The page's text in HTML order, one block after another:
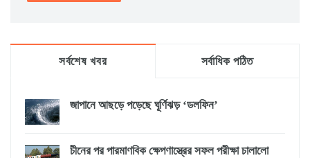
সর্বশেষ খবর সর্বাধিক পঠিত
জাপানে আছড়ে পড়েছে ঘূর্ণিঝড় ‘ডলফিন’
চীনের পর পারমাণবিক ক্ষেপণাস্ত্রের সফল পরীক্ষা চালালো